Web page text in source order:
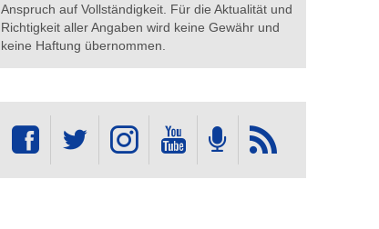
Anspruch auf Vollständigkeit. Für die Aktualität und
Richtigkeit aller Angaben wird keine Gewähr und
keine Haftung übernommen.